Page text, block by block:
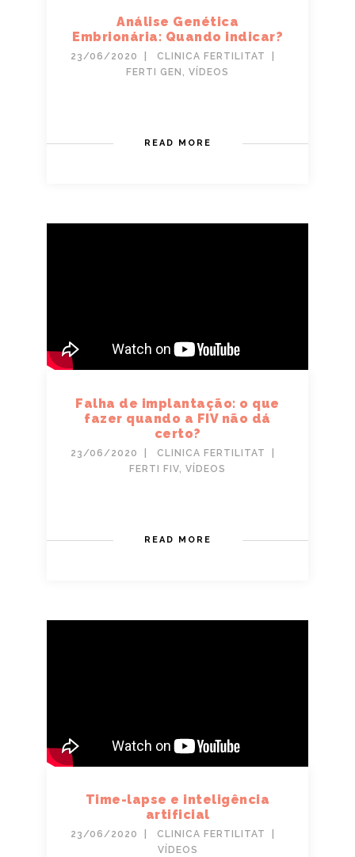
Análise Genética
Embrionária: Quando indicar?
23/06/2020
CLINICA FERTILITAT
FERTI GEN , VÍDEOS
READ MORE
Falha de implantação: o que
fazer quando a FIV não dá
certo?
23/06/2020
CLINICA FERTILITAT
FERTI FIV VÍDEOS
READ MORE
Time-lapse e inteligência
artificial
23/06/2020
CLINICA FERTILITAT
VÍDEOS